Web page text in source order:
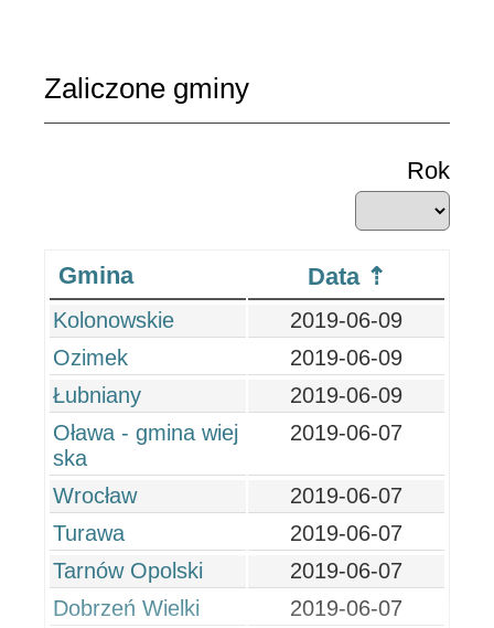
Zaliczone gminy
Rok
Gmina Data
Kolonowskie
2019-06-09
Ozimek
2019-06-09
Łubniany
2019-06-09
Oława - gmina wiej
ska
2019-06-07
Wrocław
2019-06-07
Turawa
2019-06-07
Tarnów Opolski
2019-06-07
Dobrzeń Wielki
2019-06-07